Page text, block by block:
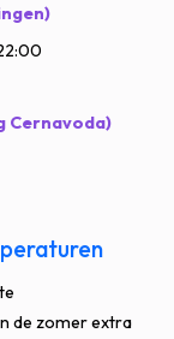
Cernavoda)
de zomer extra